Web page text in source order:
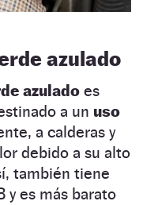
azulado
azulado es
a un uso
a calderas y
debido a su alto
también tiene
y es más barato